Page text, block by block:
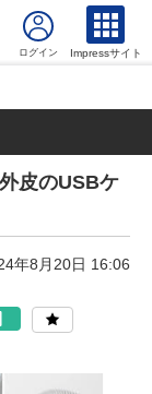
Impressサイト
皮のUSBケ
年8月20日 16:06